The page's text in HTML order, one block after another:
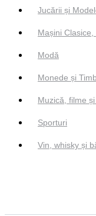
Jucării și
Mașini
Modă
Monede și
Muzică, filme
Sporturi
Vin, whisky și